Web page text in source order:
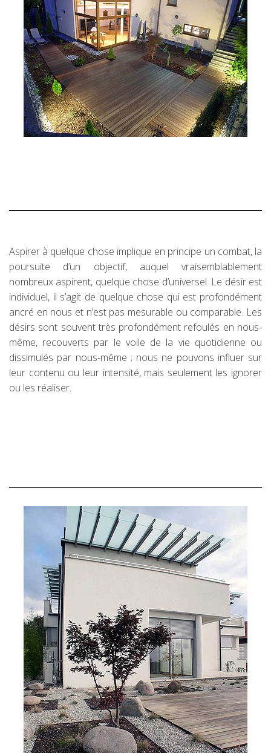
Aspirer à quelque chose implique en principe un combat, la
poursuite d’un objectif, auquel vraisemblablement
nombreux aspirent, quelque chose d’universel. Le désir est
individuel, il s’agit de quelque chose qui est profondément
ancré en nous et n’est pas mesurable ou comparable. Les
désirs sont souvent très profondément refoulés en nous-
même, recouverts par le voile de la vie quotidienne ou
dissimulés par nous-même ; nous ne pouvons influer sur
leur contenu ou leur intensité, mais seulement les ignorer
ou les réaliser.